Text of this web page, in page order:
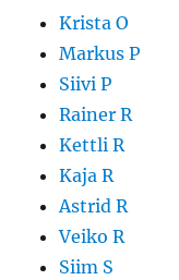
Krista O
Markus P
Siivi P
Rainer R
Kettli R
Kaja R
Astrid R
Veiko R
Siim S